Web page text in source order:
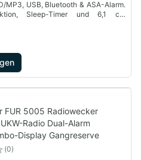
MP3, USB, Bluetooth & ASA-Alarm.
Sleep-Timer und 6,1 cm
FUR 5005 Radiowecker
Radio Dual-Alarm
Display Gangreserve
0